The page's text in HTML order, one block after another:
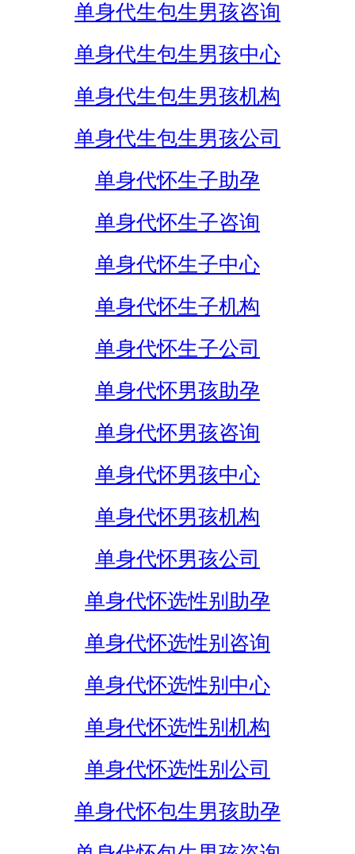
单身代生包生男孩咨询
单身代生包生男孩中心
单身代生包生男孩机构
单身代生包生男孩公司
单身代怀生子助孕
单身代怀生子咨询
单身代怀生子中心
单身代怀生子机构
单身代怀生子公司
单身代怀男孩助孕
单身代怀男孩咨询
单身代怀男孩中心
单身代怀男孩机构
单身代怀男孩公司
单身代怀选性别助孕
单身代怀选性别咨询
单身代怀选性别中心
单身代怀选性别机构
单身代怀选性别公司
单身代怀包生男孩助孕